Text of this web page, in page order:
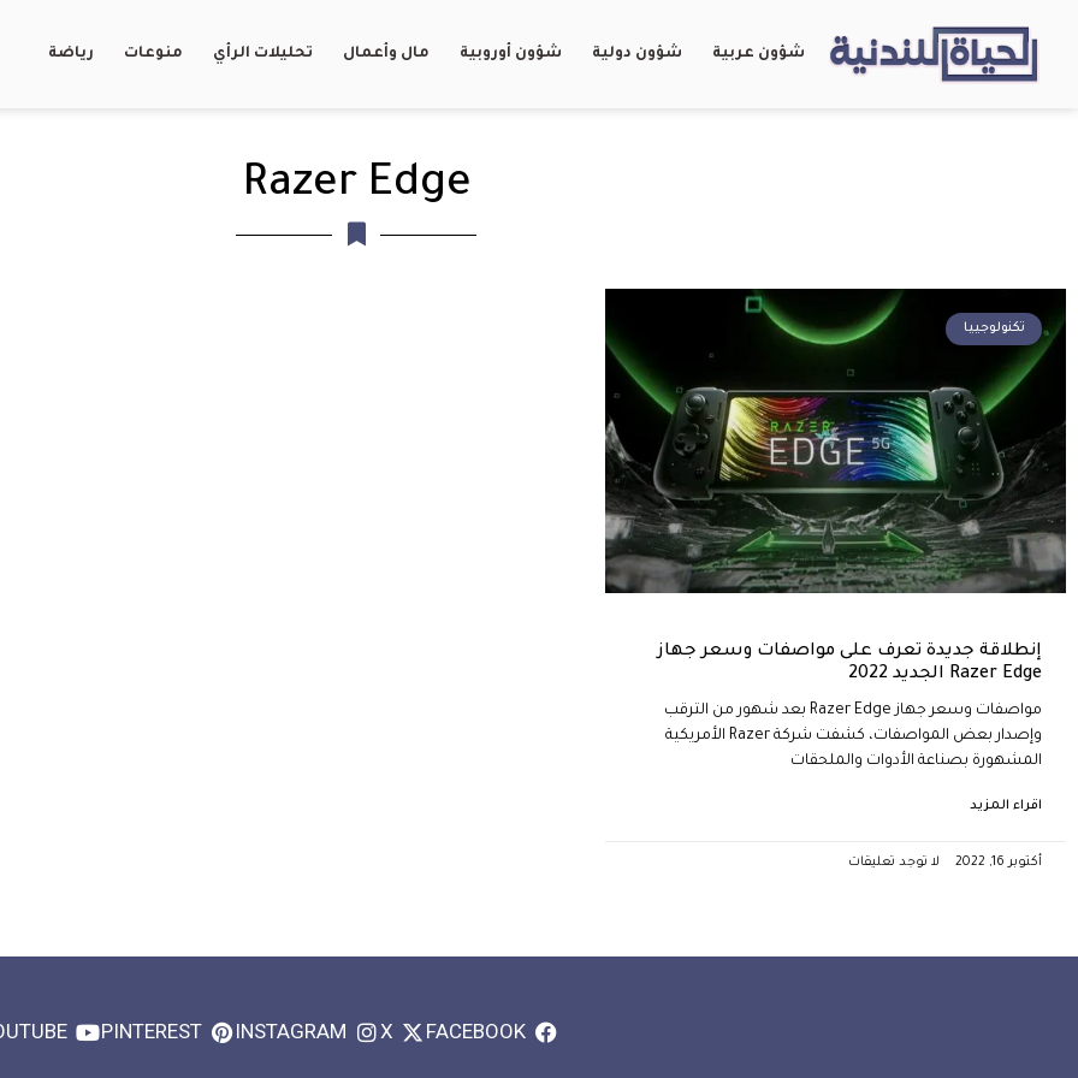
شؤون عربية شؤون دولية شؤون أوروبية مال وأعمال تحليلات الرأي منوعات رياضة
Razer Edge
تكنولوجييا
إنطلاقة جديدة تعرف على مواصفات وسعر جهاز
Razer Edge الجديد 2022
مواصفات وسعر جهاز Razer Edge بعد شهور من الترقب
وإصدار بعض المواصفات، كشفت شركة Razer الأمريكية
المشهورة بصناعة الأدوات والملحقات
اقراء المزيد
أكتوبر 16, 2022 لا توجد تعليقات
FACEBOOK
X
INSTAGRAM
PINTEREST